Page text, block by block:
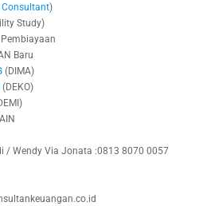
Consultant)
Study)
Baru
(DIMA)
(DEKO)
/ Wendy Via Jonata :0813 8070 0057